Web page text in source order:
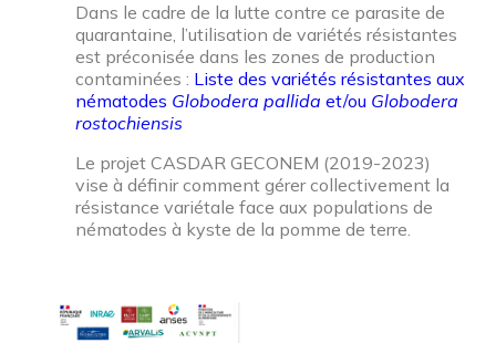
Dans le cadre de la lutte contre ce parasite de
quarantaine, l’utilisation de variétés résistantes
est préconisée dans les zones de production
contaminées : Liste des variétés résistantes aux
nématodes Globodera pallida et/ou Globodera
rostochiensis
Le projet CASDAR GECONEM (2019-2023)
vise à définir comment gérer collectivement la
résistance variétale face aux populations de
nématodes à kyste de la pomme de terre.